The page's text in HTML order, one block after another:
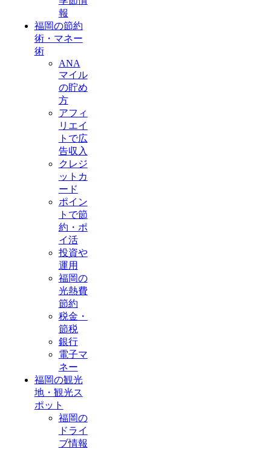
報
福岡の節約
術・マネー
術
ANA
マイル
の貯め
方
アフィ
リエイ
トで広
告収入
クレジ
ットカ
ード
ポイン
トで節
約・ポ
イ活
投資や
運用
福岡の
光熱費
節約
税金・
節税
銀行
電子マ
ネー
福岡の観光
地・観光ス
ポット
福岡の
ドライ
ブ情報